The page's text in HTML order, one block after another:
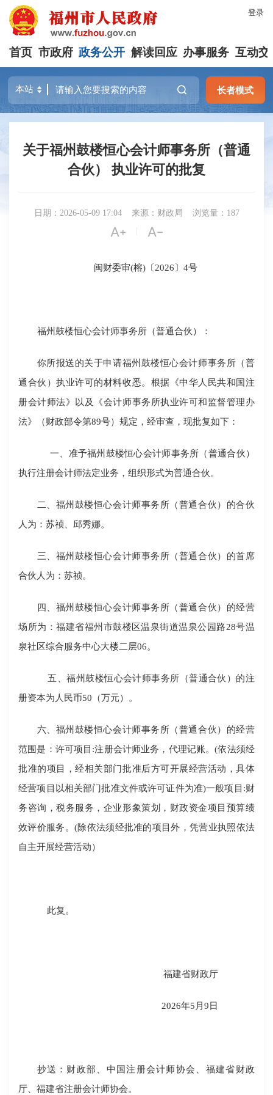
登录
首页 市政府 政务公开 解读回应 办事服务 互动交
长者模式
关于福州鼓楼恒心会计师事务所（普通
合伙） 执业许可的批复
日期：2026-05-09 17:04 来源：财政局 浏览量：187
 | 
闽财委审(榕)〔2026〕4号
福州鼓楼恒心会计师事务所（普通合伙）：
你所报送的关于申请福州鼓楼恒心会计师事务所（普
通合伙）执业许可的材料收悉。根据《中华人民共和国注
册会计师法》以及《会计师事务所执业许可和监督管理办
法》（财政部令第89号）规定，经审查，现批复如下：
一、准予福州鼓楼恒心会计师事务所（普通合伙）
执行注册会计师法定业务，组织形式为普通合伙。
二、福州鼓楼恒心会计师事务所（普通合伙）的合伙
人为：苏祯、邱秀娜。
三、福州鼓楼恒心会计师事务所（普通合伙）的首席
合伙人为：苏祯。
四、福州鼓楼恒心会计师事务所（普通合伙）的经营
场所为：福建省福州市鼓楼区温泉街道温泉公园路28号温
泉社区综合服务中心大楼二层06。
五、福州鼓楼恒心会计师事务所（普通合伙）的注
册资本为人民币50（万元）。
六、福州鼓楼恒心会计师事务所（普通合伙）的经营
范围是：许可项目:注册会计师业务，代理记账。(依法须经
批准的项目，经相关部门批准后方可开展经营活动，具体
经营项目以相关部门批准文件或许可证件为准)一般项目:财
务咨询，税务服务，企业形象策划，财政资金项目预算绩
效评价服务。(除依法须经批准的项目外，凭营业执照依法
自主开展经营活动）
此复。
福建省财政厅
2026年5月9日
抄送：财政部、中国注册会计师协会、福建省财政
厅、福建省注册会计师协会。